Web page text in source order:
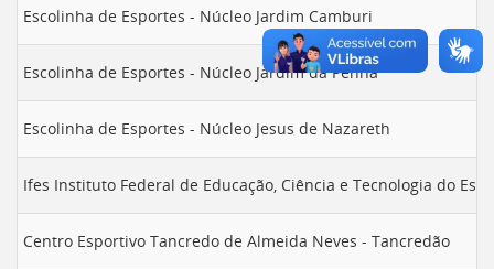
Escolinha de Esportes - Núcleo Jardim Camburi
Escolinha de Esportes - Núcleo Jardim da Penha
Escolinha de Esportes - Núcleo Jesus de Nazareth
Ifes Instituto Federal de Educação, Ciência e Tecnologia do
Centro Esportivo Tancredo de Almeida Neves - Tancredão